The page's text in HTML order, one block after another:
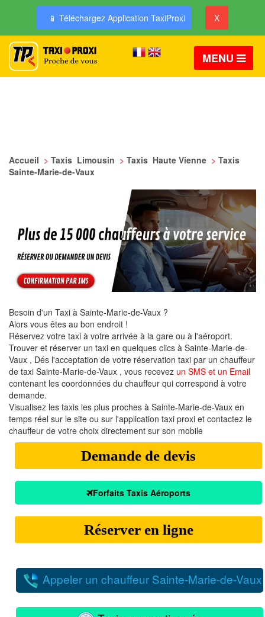
📱 Téléchargez Application TaxiProxi X
MENU
Accueil > Taxis Limousin > Taxis Haute Vienne > Taxis
Sainte-Marie-de-Vaux
Besoin d'un Taxi à Sainte-Marie-de-Vaux ?
Alors vous êtes au bon endroit !
Réservez votre taxi à votre arrivée à la gare ou à l'aéroport.
Trouver et réserver un taxi en quelques clics à Sainte-Marie-de-
Vaux , Dés l'acceptation de votre réservation taxi par un chauffeur
de taxi Sainte-Marie-de-Vaux , vous recevez un SMS et un Email
contenant les coordonnées du chauffeur qui correspond à votre
demande.
Visualisez les taxis les plus proches à Sainte-Marie-de-Vaux en
temps réel sur le site ou sur l'application taxi proxi et contactez le
chauffeur de votre choix directement sur son mobile
Demande de devis
Forfaits Taxis Aéroports
Réserver en ligne
Appeler un chauffeur Sainte-Marie-de-Vaux